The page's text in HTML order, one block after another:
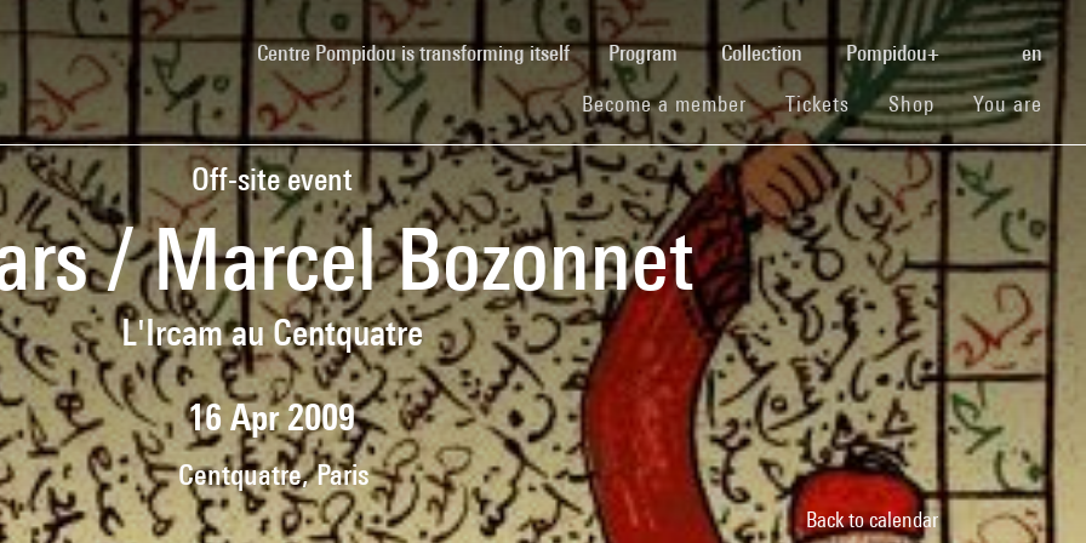
Centre Pompidou is transforming itself(current)Program Collection Pompidou+ en
Become a member(current)
Tickets (current)
Shop(current)
You are
Off-site event
/ Marcel Bozonnet
L'Ircam au Centquatre
16 Apr 2009
Centquatre, Paris
Back to calendar